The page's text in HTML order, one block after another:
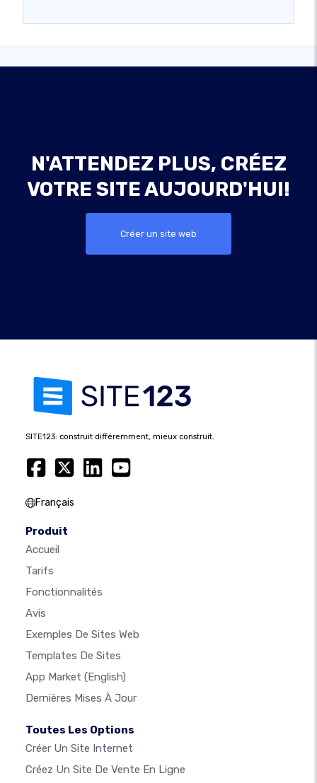
N'ATTENDEZ PLUS, CRÉEZ
VOTRE SITE AUJOURD'HUI!
Créer un site web
SITE123: construit différemment, mieux construit.
Français
Produit
Accueil
Tarifs
Fonctionnalités
Avis
Exemples De Sites Web
Templates De Sites
App Market (English)
Dernières Mises À Jour
Toutes Les Options
Créer Un Site Internet
Créez Un Site De Vente En Ligne